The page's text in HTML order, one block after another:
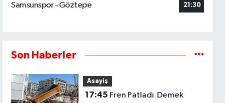
Samsunspor - Göztepe
21:30
Son Haberler
Asayiş
17:45